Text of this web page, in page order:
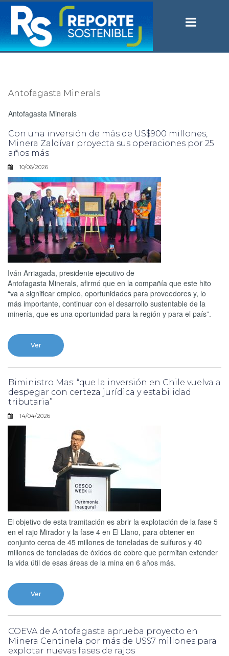
Antofagasta Minerals
Antofagasta Minerals
Con una inversión de más de US$900 millones,
Minera Zaldívar proyecta sus operaciones por 25
años más
10/06/2026
Iván Arriagada, presidente ejecutivo de
Antofagasta Minerals, afirmó que en la compañía que este hito
“va a significar empleo, oportunidades para proveedores y, lo
más importante, continuar con el desarrollo sustentable de la
minería, que es una oportunidad para la región y para el país”.
Ver
Biministro Mas: “que la inversión en Chile vuelva a
despegar con certeza jurídica y estabilidad
tributaria”
14/04/2026
El objetivo de esta tramitación es abrir la explotación de la fase 5
en el rajo Mirador y la fase 4 en El Llano, para obtener en
conjunto cerca de 45 millones de toneladas de sulfuros y 40
millones de toneladas de óxidos de cobre que permitan extender
la vida útil de esas áreas de la mina en 6 años más.
Ver
COEVA de Antofagasta aprueba proyecto en
Minera Centinela por más de US$7 millones para
explotar nuevas fases de rajos